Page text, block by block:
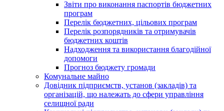
Звіти про виконання паспортів бюджетних
програм
Перелік бюджетних, цільових програм
Перелік розпорядників та отримувачів
бюджетних коштів
Надходження та використання благодійної
допомоги
Прогноз бюджету громади
Комунальне майно
Довідник підприємств, установ (закладів) та
організацій, що належать до сфери управління
селищної ради